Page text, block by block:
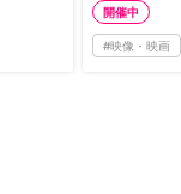
開催中
#映像・映画